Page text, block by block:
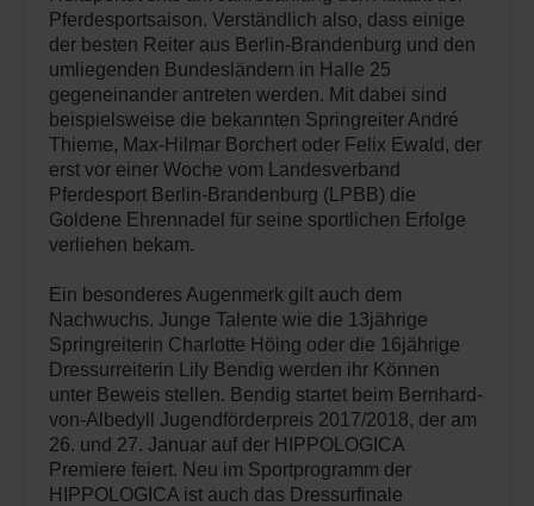
Pferdesportsaison. Verständlich also, dass einige
der besten Reiter aus Berlin-Brandenburg und den
umliegenden Bundesländern in Halle 25
gegeneinander antreten werden. Mit dabei sind
beispielsweise die bekannten Springreiter André
Thieme, Max-Hilmar Borchert oder Felix Ewald, der
erst vor einer Woche vom Landesverband
Pferdesport Berlin-Brandenburg (LPBB) die
Goldene Ehrennadel für seine sportlichen Erfolge
verliehen bekam.
Ein besonderes Augenmerk gilt auch dem
Nachwuchs. Junge Talente wie die 13jährige
Springreiterin Charlotte Höing oder die 16jährige
Dressurreiterin Lily Bendig werden ihr Können
unter Beweis stellen. Bendig startet beim Bernhard-
von-Albedyll Jugendförderpreis 2017/2018, der am
26. und 27. Januar auf der HIPPOLOGICA
Premiere feiert. Neu im Sportprogramm der
HIPPOLOGICA ist auch das Dressurfinale